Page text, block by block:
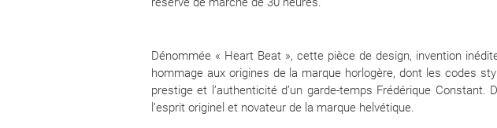
Dénommée « Heart Beat », cette pièce de design, invention
hommage aux origines de la marque horlogère, dont les codes
prestige et l’authenticité d’un garde-temps Frédérique
l’esprit originel et novateur de la marque helvétique.